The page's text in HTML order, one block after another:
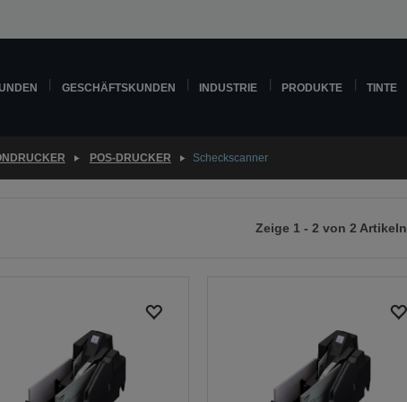
GESCHÄFTSKUNDEN INDUSTRIE PRODUKTE TINTE
POS-DRUCKER Scheckscanner
Zeige 1 - 2 von 2 Artikeln